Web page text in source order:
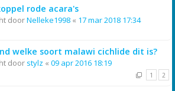
rode acara's
doorNelleke1998 « 17 mar 2018 17:34
welke soort malawi cichlide dit is?
door stylz « 09 apr 2016 18:19
1 2